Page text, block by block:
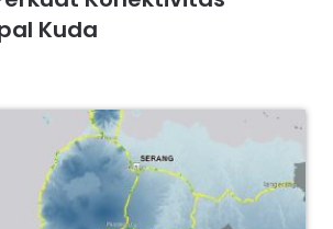
Kuda